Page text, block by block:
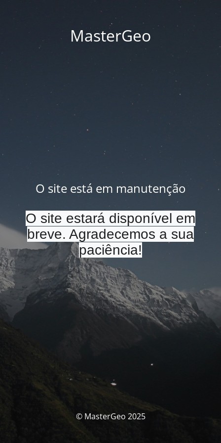
MasterGeo
O site está em manutenção
O site estará disponível em
breve. Agradecemos a sua
paciência!
© MasterGeo 2025